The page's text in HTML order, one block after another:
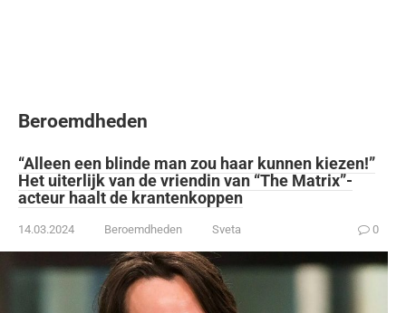
Beroemdheden
“Alleen een blinde man zou haar kunnen kiezen!”
Het uiterlijk van de vriendin van “The Matrix”-
acteur haalt de krantenkoppen
14.03.2024 Beroemdheden Sveta 0